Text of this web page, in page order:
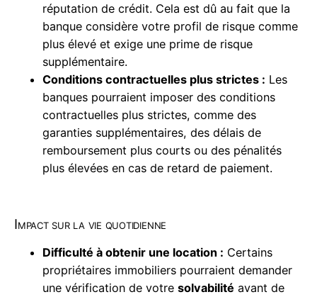
réputation de crédit. Cela est dû au fait que la
banque considère votre profil de risque comme
plus élevé et exige une prime de risque
supplémentaire.
Conditions contractuelles plus strictes : Les
banques pourraient imposer des conditions
contractuelles plus strictes, comme des
garanties supplémentaires, des délais de
remboursement plus courts ou des pénalités
plus élevées en cas de retard de paiement.
Impact sur la vie quotidienne
Difficulté à obtenir une location : Certains
propriétaires immobiliers pourraient demander
une vérification de votre solvabilité avant de